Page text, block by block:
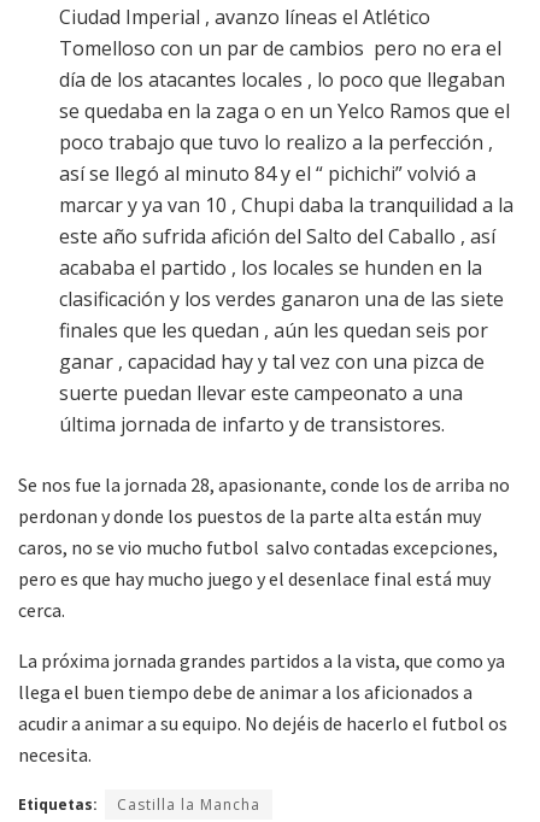
Ciudad Imperial , avanzo líneas el Atlético
Tomelloso con un par de cambios pero no era el
día de los atacantes locales , lo poco que llegaban
se quedaba en la zaga o en un Yelco Ramos que el
poco trabajo que tuvo lo realizo a la perfección ,
así se llegó al minuto 84 y el “ pichichi” volvió a
marcar y ya van 10 , Chupi daba la tranquilidad a la
este año sufrida afición del Salto del Caballo , así
acababa el partido , los locales se hunden en la
clasificación y los verdes ganaron una de las siete
finales que les quedan , aún les quedan seis por
ganar , capacidad hay y tal vez con una pizca de
suerte puedan llevar este campeonato a una
última jornada de infarto y de transistores.
Se nos fue la jornada 28, apasionante, conde los de arriba no
perdonan y donde los puestos de la parte alta están muy
caros, no se vio mucho futbol salvo contadas excepciones,
pero es que hay mucho juego y el desenlace final está muy
cerca.
La próxima jornada grandes partidos a la vista, que como ya
llega el buen tiempo debe de animar a los aficionados a
acudir a animar a su equipo. No dejéis de hacerlo el futbol os
necesita.
Etiquetas: Castilla la Mancha